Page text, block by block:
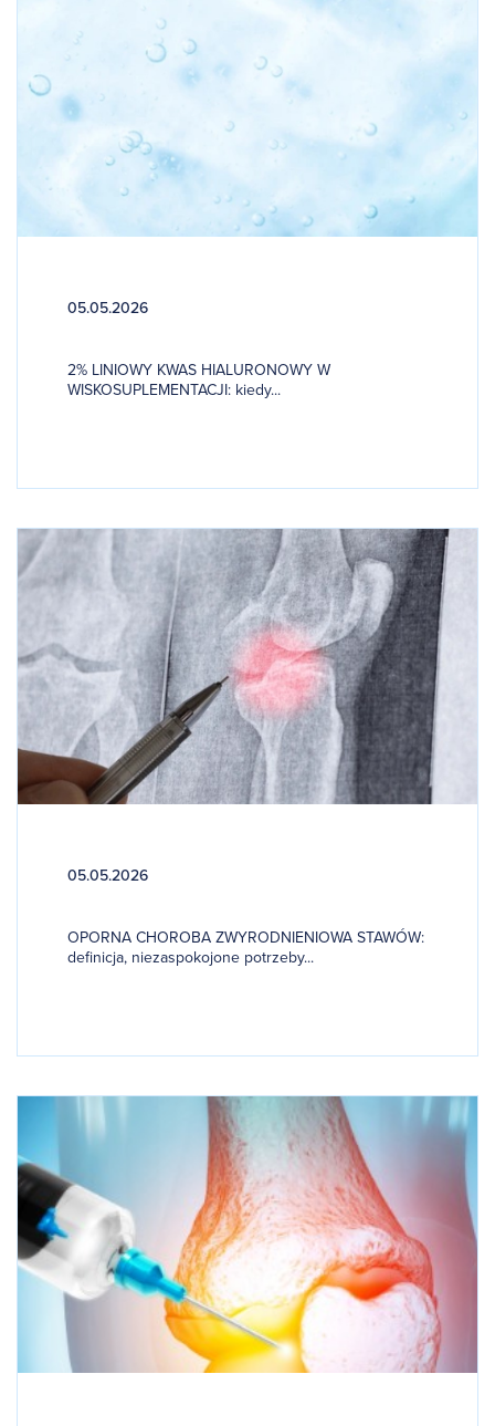
05.05.2026
2% LINIOWY KWAS HIALURONOWY W
WISKOSUPLEMENTACJI: kiedy...
05.05.2026
OPORNA CHOROBA ZWYRODNIENIOWA STAWÓW:
definicja, niezaspokojone potrzeby...